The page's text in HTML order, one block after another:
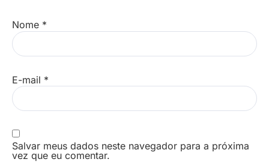
Nome *
E-mail *
Salvar meus dados neste navegador para a próxima
vez que eu comentar.